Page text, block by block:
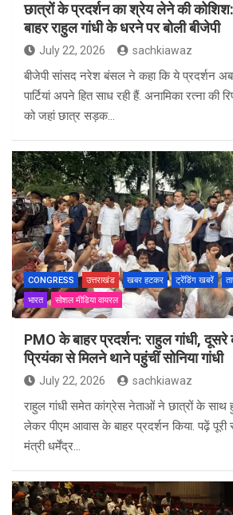
छात्रों के प्रदर्शन का श्रेय लेने की
बाहर राहुल गांधी के धरने पर बोली बीजेपी
July 22, 2026 sachkiawaz
बीजेपी सांसद नरेश बंसल ने कहा कि ये प्रदर्शन अब
पार्टियां अपने हित साध रही हैं. अनामिका रत्ना की
को जहां छात्र सड़क…
CONGRESS उत्तराखंड खबर हटकर ट्रेंडिंग खबरें
भारत
सोशल मीडिया वायरल
PMO के बाहर प्रदर्शन: राहुल गांधी, दूसरे
प्रियंका से मिलने थाने पहुंचीं सोनिया गांधी
July 22, 2026 sachkiawaz
राहुल गांधी समेत कांग्रेस नेताओं ने छात्रों के साथ
लेकर पीएम आवास के बाहर प्रदर्शन किया. पढ़ें पूरी
मंत्री धर्मेंद्र…